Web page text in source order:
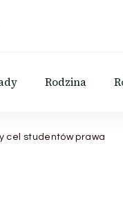
Rodzina
cel studentów prawa